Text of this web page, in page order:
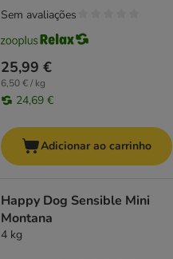
25,99 €
6,50 € / kg
24,69 €
Sem avaliações
Adicionar ao carrinho
Happy Dog Sensible Mini
Montana
4 kg